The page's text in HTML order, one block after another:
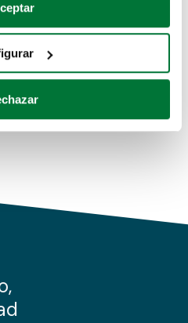
su ubicación geográfica
analizándolo activamente
específicas (huellas
cómo se procesan sus
haga del sitio web con
sociales, publicidad y análisis